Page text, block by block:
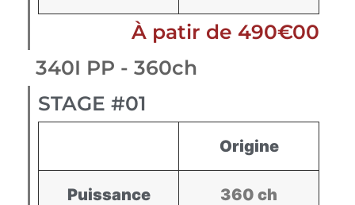
À patir de 490€00
340I PP - 360ch
STAGE #01
Origine
Puissance 360 ch